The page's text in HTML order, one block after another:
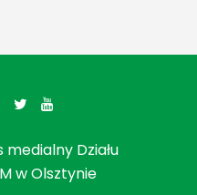
medialny Działu
w Olsztynie